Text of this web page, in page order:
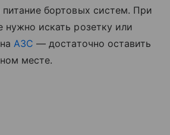
бортовых систем. При
нужно искать розетку или
АЗС — достаточно оставить
месте.